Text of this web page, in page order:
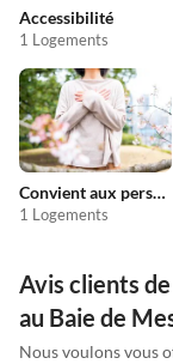
Accessibilité
1 Logements
Convient aux personnes allergiques
1 Logements
Avis clients
au Baie de
Nous voulons vous